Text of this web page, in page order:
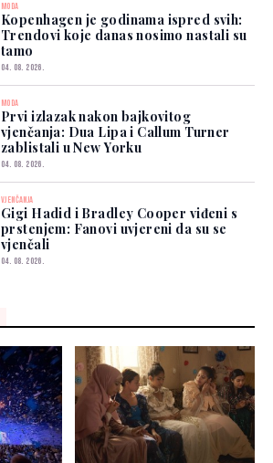
MODA
Kopenhagen je godinama ispred svih:
Trendovi koje danas nosimo nastali su
tamo
04. 08. 2026.
MODA
Prvi izlazak nakon bajkovitog
vjenčanja: Dua Lipa i Callum Turner
zablistali u New Yorku
04. 08. 2026.
VJENČANJA
Gigi Hadid i Bradley Cooper viđeni s
prstenjem: Fanovi uvjereni da su se
vjenčali
04. 08. 2026.